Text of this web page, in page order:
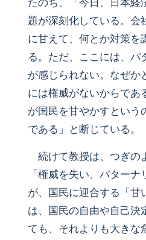
たのち、「今日、日本経
題が深刻化している。会
に甘えて、何とか対策を
る。ただ、ここには、パ
が感じられない。なぜか
には権威がないからであ
が国民を甘やかすという
である」と断じている。
続けて教授は、つぎの
「権威を失い、パター
が、国民に迎合する「甘
は、国民の自由や自己決
ても、それよりも大きな